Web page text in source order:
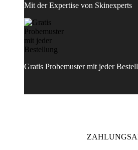
Mit der Expertise von Skinexperts
Gratis Probemuster mit jeder